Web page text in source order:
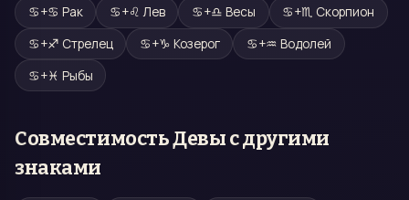
♋+♋ Рак ♋+♌ Лев ♋+♎ Весы ♋+♏ Скорпион
♋+♐ Стрелец ♋+♑ Козерог ♋+♒ Водолей
♋+♓ Рыбы
СовместимостьДевыс другими
знаками